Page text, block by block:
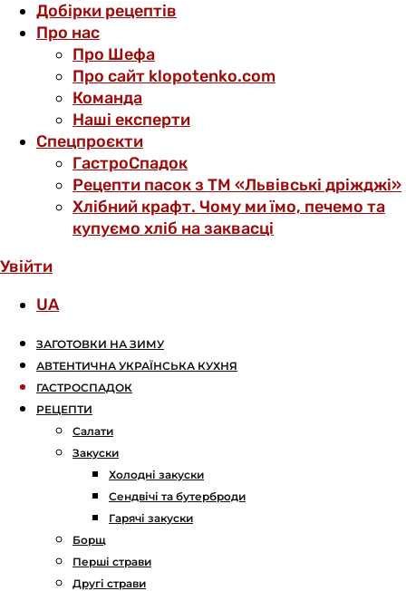
Добірки рецептів
Про нас
Про Шефа
Про сайт klopotenko.com
Команда
Наші експерти
Спецпроєкти
ГастроСпадок
Рецепти пасок з ТМ «Львівські дріжджі»
Хлібний крафт. Чому ми їмо, печемо та
купуємо хліб на заквасці
Увійти
UA
ЗАГОТОВКИ НА ЗИМУ
АВТЕНТИЧНА УКРАЇНСЬКА КУХНЯ
ГАСТРОСПАДОК
РЕЦЕПТИ
Салати
Закуски
Холодні закуски
Сендвічі та бутерброди
Гарячі закуски
Борщ
Перші страви
Другі страви